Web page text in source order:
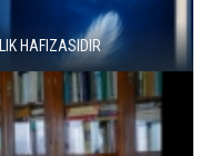
ÖPÜCÜĞÜ”